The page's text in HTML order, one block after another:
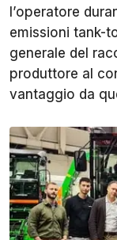
l’operatore
emissioni tank-
generale del
produttore al
vantaggio da